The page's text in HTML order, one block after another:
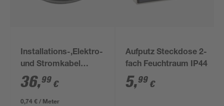
Installations-,Elektro-
und Stromkabel
NYM-J 3x1,5mm² 50
m
36,99 €
0,74 € / Meter
Aufputz Steckdose 2-
fach Feuchtraum IP44
5,99 €